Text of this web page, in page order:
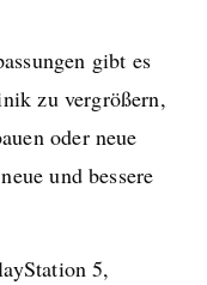
gibt es
zu vergrößern,
oder neue
und bessere
5,